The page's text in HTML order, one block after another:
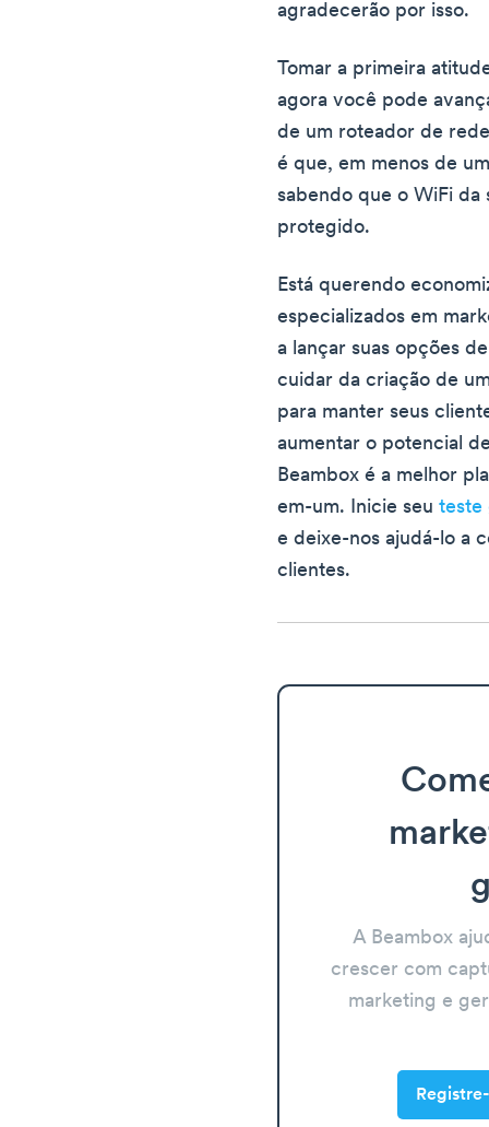
agradecerão por isso.
Tomar a primeira
agora você pode
de um roteador de
é que, em menos de
sabendo que o WiFi da
protegido.
Está querendo
especializados em
a lançar suas opções
cuidar da criação de
para manter seus
aumentar o potencial
Beambox é a melhor
em-um. Inicie seuteste
e deixe-nos ajudá-lo a
clientes.
A Beambox
crescer com
marketing e